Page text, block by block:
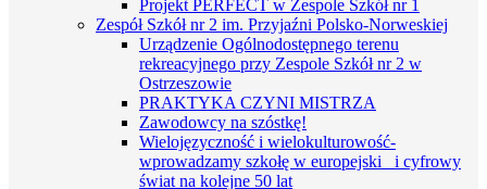
Projekt PERFECT w Zespole Szkół nr 1
Zespół Szkół nr 2 im. Przyjaźni Polsko-Norweskiej
Urządzenie Ogólnodostępnego terenu
rekreacyjnego przy Zespole Szkół nr 2 w
Ostrzeszowie
PRAKTYKA CZYNI MISTRZA
Zawodowcy na szóstkę!
Wielojęzyczność i wielokulturowość-
wprowadzamy szkołę w europejski i cyfrowy
świat na kolejne 50 lat